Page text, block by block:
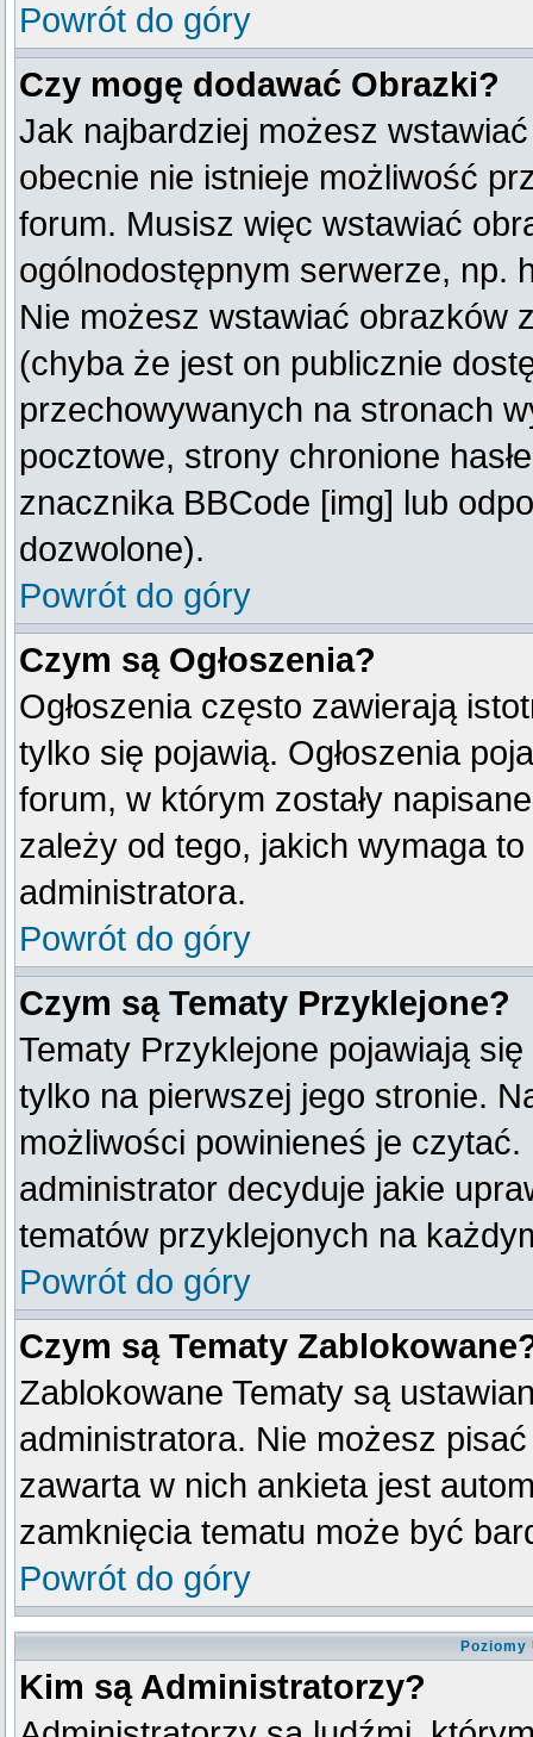
Powrót do góry
Czy mogę dodawać Obrazki?
Jak najbardziej możesz
obecnie nie istnieje możliwość
forum. Musisz więc wstawiać
ogólnodostępnym serwerze, np.
Nie możesz wstawiać obrazków
(chyba że jest on publicznie
przechowywanych na stronach
pocztowe, strony chronione
znacznika BBCode [img] lub
dozwolone).
Powrót do góry
Czym są Ogłoszenia?
Ogłoszenia często zawierają
tylko się pojawią. Ogłoszenia
forum, w którym zostały
zależy od tego, jakich wymaga
administratora.
Powrót do góry
Czym są Tematy Przyklejone?
Tematy Przyklejone pojawiają
tylko na pierwszej jego stronie.
możliwości powinieneś je czytać.
administrator decyduje jakie
tematów przyklejonych na
Powrót do góry
Czym są Tematy
Zablokowane Tematy są
administratora. Nie możesz
zawarta w nich ankieta jest
zamknięcia tematu może być
Powrót do góry
Kim są Administratorzy?